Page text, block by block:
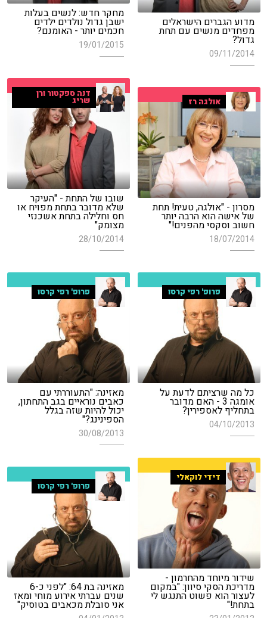
מחקר חדש: לנשים בעלות
ישבן גדול נולדים ילדים
חכמים יותר - האומנם?
19/01/2015
מדוע הגברים הישראלים
מפחדים מנשים עם תחת
גדול?
09/11/2014
דנה ספקטור ורן
שריג
שובו של התחת - "העיקר
שלא מדובר בתחת מפויח או
חס וחלילה בתחת אשכנזי
מצומק"
28/10/2014
אולגה רז
מסרון - "אולגה, טעית! תחת
של אישה הוא הרבה יותר
חשוב וסקסי מהפנים!"
18/07/2014
פרופ' רפי קרסו
כל מה שרציתם לדעת על
אומגה 3 - האם מדובר
בתחליף לאספירין?
04/10/2013
פרופ' רפי קרסו
מאזינה: "התעוררתי עם
כאבים נוראיים בגב התחתון,
יכול להיות שזה בגלל
הספינינג?"
30/08/2013
דידי לוקאלי
שידור מיוחד מהחרמון -
מדריכת הסקי סיוון: "במקום
לעצור הוא פשוט התנגש לי
בתחת!"
פרופ' רפי קרסו
מאזינה בת 64: "לפני כ-6
שנים עברתי אירוע מוחי ומאז
אני סובלת מכאבים בטוסיק"